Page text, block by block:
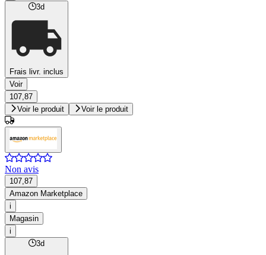
3d
Frais livr. inclus
Voir
107,87
Voir le produit
Voir le produit
Non avis
107,87
Amazon Marketplace
i
Magasin
i
3d